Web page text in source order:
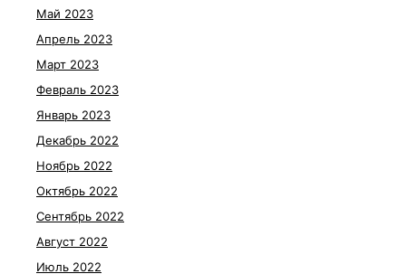
Май 2023
Апрель 2023
Март 2023
Февраль 2023
Январь 2023
Декабрь 2022
Ноябрь 2022
Октябрь 2022
Сентябрь 2022
Август 2022
Июль 2022